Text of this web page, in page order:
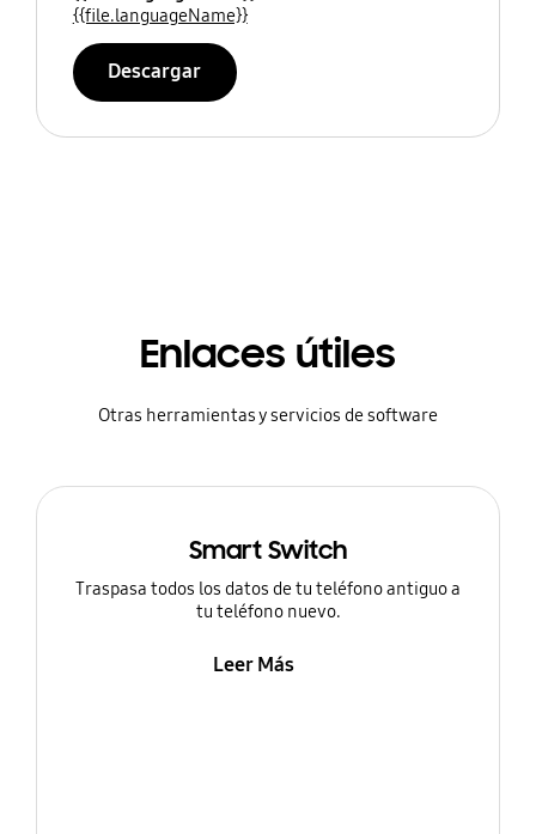
{{file.languageName}}
Descargar
Enlaces útiles
Otras herramientas y servicios de software
Smart Switch
Traspasa todos los datos de tu teléfono antiguo a
tu teléfono nuevo.
Leer Más